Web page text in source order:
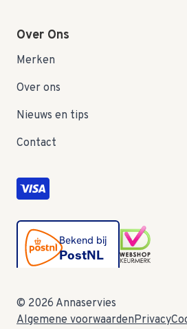
Over Ons
Merken
Over ons
Nieuws en tips
Contact
© 2026 Annaservies
Algemene voorwaardenPrivacy